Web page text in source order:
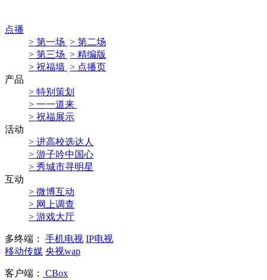
点播
> 第一场 > 第二场
> 第三场 > 精编版
> 祝福墙 > 点播页
产品
> 特别策划
> 一一道来
> 祝福展示
活动
> 进高校选达人
> 游子吟中国心
> 秀城市寻明星
互动
> 微博互动
> 网上调查
> 游戏大厅
多终端： 手机电视 IP电视
移动传媒 央视wap
客户端： CBox